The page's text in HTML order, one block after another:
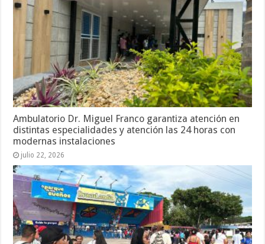
Ambulatorio Dr. Miguel Franco garantiza atención en
distintas especialidades y atención las 24 horas con
modernas instalaciones
julio 22, 2026